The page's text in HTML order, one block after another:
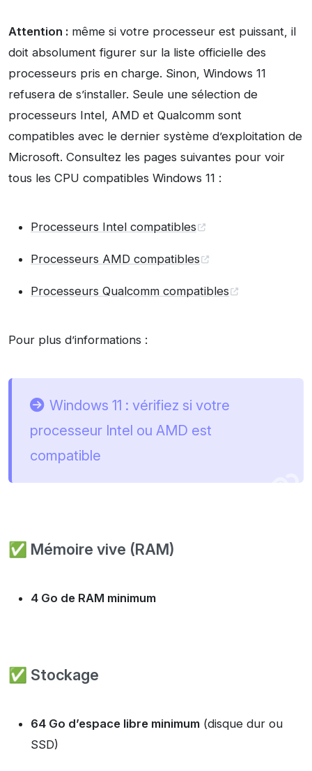
Attention : même si votre processeur est puissant, il
doit absolument figurer sur la liste officielle des
processeurs pris en charge. Sinon, Windows 11
refusera de s’installer. Seule une sélection de
processeurs Intel, AMD et Qualcomm sont
compatibles avec le dernier système d’exploitation de
Microsoft. Consultez les pages suivantes pour voir
tous les CPU compatibles Windows 11 :
Processeurs Intel compatibles
Processeurs AMD compatibles
Processeurs Qualcomm compatibles
Pour plus d’informations :
Windows 11 : vérifiez si votre
processeur Intel ou AMD est
compatible
✅ Mémoire vive (RAM)
4 Go de RAM minimum
✅ Stockage
64 Go d’espace libre minimum (disque dur ou
SSD)